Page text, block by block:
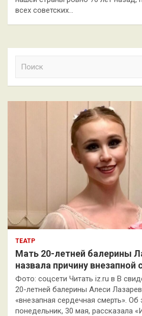
всех советских…
к
ТЕАТР
Мать 20-летней балерины
назвала причину
Фото: соцсети Читать iz.ru в В
20-летней балерины Алеси
«внезапная сердечная смерть». Об
понедельник, 30 мая, рассказала